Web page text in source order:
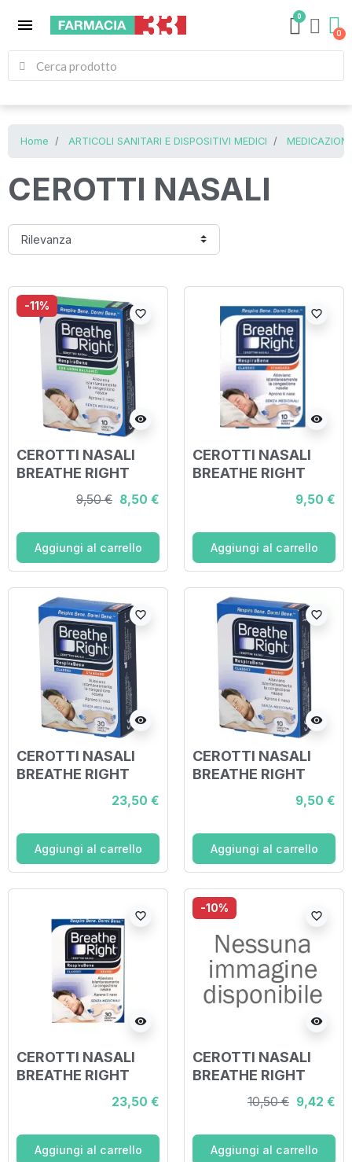
menu 0
Home ARTICOLI SANITARI E DISPOSITIVI MEDICI
CEROTTI NASALI
-11%
visibility
favorite_border
CEROTTI NASALI
BREATHE RIGHT
BALSAMICI 10 PEZZI
9,50 € 8,50 €
Aggiungi al carrello
visibility
favorite_border
CEROTTI NASALI
BREATHE RIGHT
CLASSICI 10 PEZZI
9,50 €
Aggiungi al carrello
visibility
favorite_border
CEROTTI NASALI
BREATHE RIGHT
CLASSICI 30 PEZZI
23,50 €
Aggiungi al carrello
visibility
favorite_border
CEROTTI NASALI
BREATHE RIGHT
CLASSICI GRANDI
9,50 €
Aggiungi al carrello
visibility
favorite_border
CEROTTI NASALI
BREATHE RIGHT
CLASSICI GRANDI
23,50 €
Aggiungi al carrello
-10%
visibility
favorite_border
CEROTTI NASALI
BREATHE RIGHT
EXTRA FORTE 10
10,50 € 9,42 €
Aggiungi al carrello